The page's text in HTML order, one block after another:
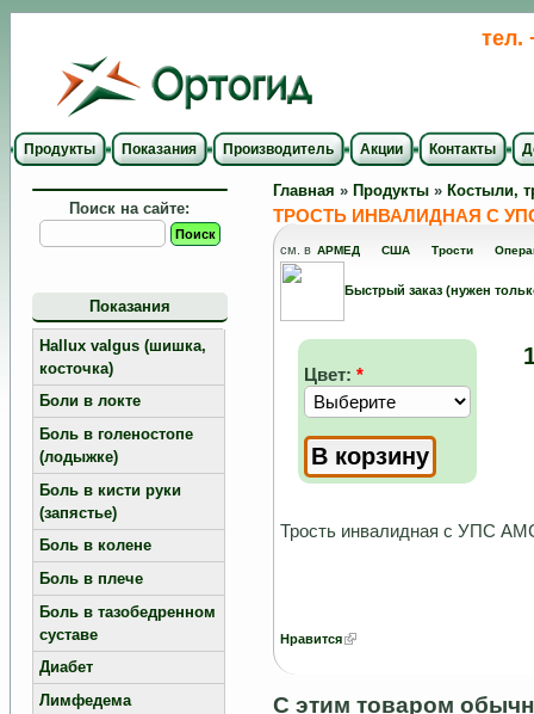
тел.
Продукты Показания Производитель Акции Контакты
Поиск на сайте:
Показания
Hallux valgus (шишка,
косточка)
Боли в локте
Боль в голеностопе
(лодыжке)
Боль в кисти руки
(запястье)
Боль в колене
Боль в плече
Боль в тазобедренном
суставе
Диабет
Лимфедема
Главная » Продукты » Костыли,
ТРОСТЬ ИНВАЛИДНАЯ C УПС
см. в АРМЕД США Трости
Быстрый заказ (нужен
Трость инвалидная c УПС
Цвет: *
Нравится
С этим товаром